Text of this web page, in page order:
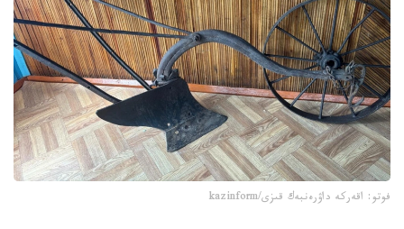
فوتو: اقەركە داۋرەنبەك قىزى/kazinform